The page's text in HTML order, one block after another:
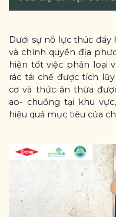
Dưới sự nỗ lực thúc
và chính quyền địa
hiện tốt việc phân loại
rác tái chế được tích
cơ và thức ăn thừa
ao- chuồng tại khu
hiệu quả mục tiêu của